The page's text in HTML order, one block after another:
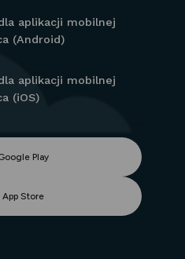
aplikacji mobilnej
(Android)
aplikacji mobilnej
(iOS)
PlayLink
App StoreLink